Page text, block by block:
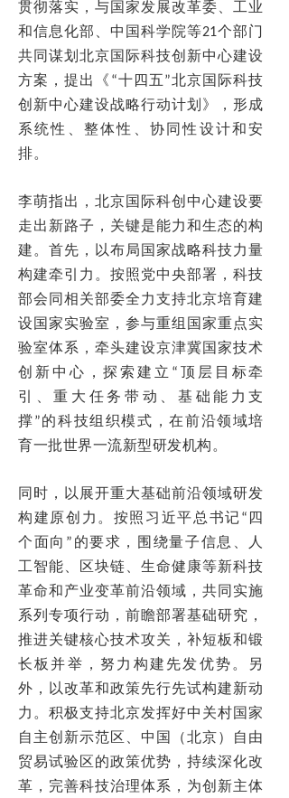
贯彻落实，与国家发展改革委、工业
和信息化部、中国科学院等21个部门
共同谋划北京国际科技创新中心建设
方案，提出《“十四五”北京国际科技
创新中心建设战略行动计划》，形成
系统性、整体性、协同性设计和安
排。
李萌指出，北京国际科创中心建设要
走出新路子，关键是能力和生态的构
建。首先，以布局国家战略科技力量
构建牵引力。按照党中央部署，科技
部会同相关部委全力支持北京培育建
设国家实验室，参与重组国家重点实
验室体系，牵头建设京津冀国家技术
创新中心，探索建立“顶层目标牵
引、重大任务带动、基础能力支
撑”的科技组织模式，在前沿领域培
育一批世界一流新型研发机构。
同时，以展开重大基础前沿领域研发
构建原创力。按照习近平总书记“四
个面向”的要求，围绕量子信息、人
工智能、区块链、生命健康等新科技
革命和产业变革前沿领域，共同实施
系列专项行动，前瞻部署基础研究，
推进关键核心技术攻关，补短板和锻
长板并举，努力构建先发优势。另
外，以改革和政策先行先试构建新动
力。积极支持北京发挥好中关村国家
自主创新示范区、中国（北京）自由
贸易试验区的政策优势，持续深化改
革，完善科技治理体系，为创新主体